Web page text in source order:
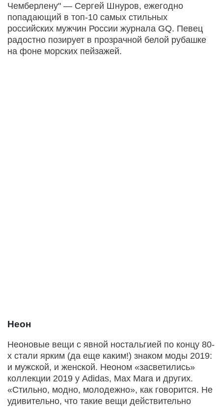
Чемберлену" — Сергей Шнуров, ежегодно
попадающий в топ-10 самых стильных
российских мужчин России журнала GQ. Певец
радостно позирует в прозрачной белой рубашке
на фоне морских пейзажей.
Неон
Неоновые вещи с явной ностальгией по концу 80-
х стали ярким (да еще каким!) знаком моды 2019:
и мужской, и женской. Неоном «засветились»
коллекции 2019 у Adidas, Max Mara и других.
«Стильно, модно, молодежно», как говорится. Не
удивительно, что такие вещи действительно